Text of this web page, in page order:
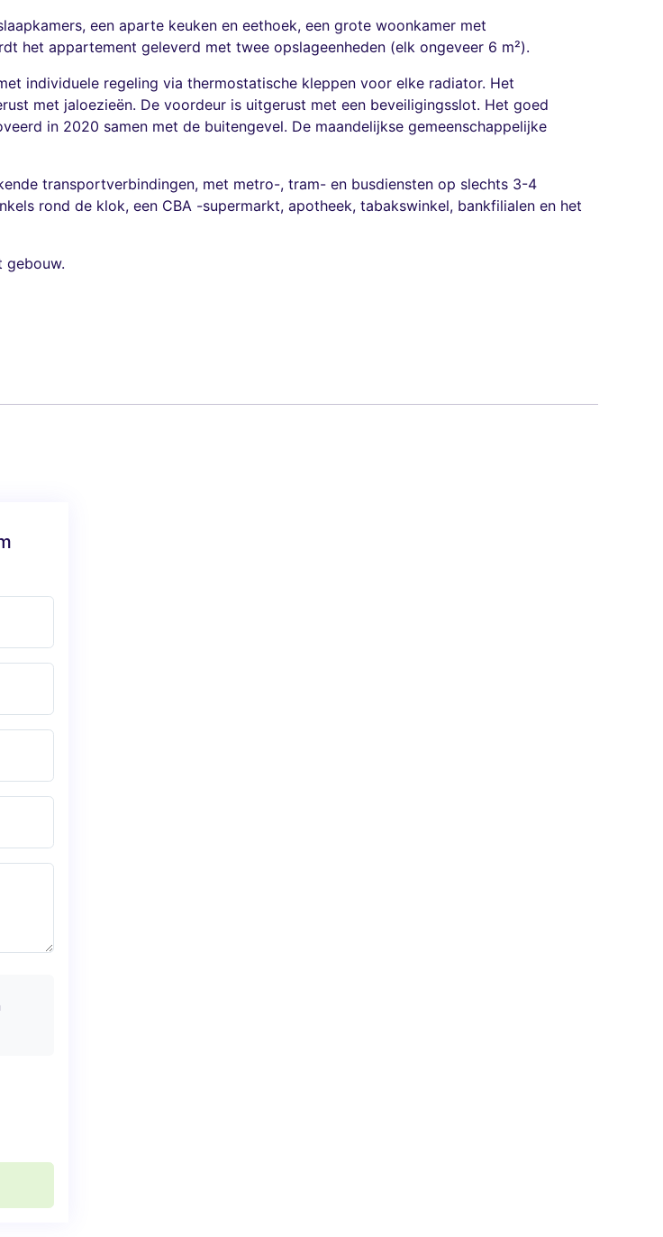
een aparte keuken en eethoek, een grote woonkamer met
het appartement geleverd met twee opslageenheden (elk ongeveer 6 m²).
individuele regeling via thermostatische kleppen voor elke radiator. Het
met jaloezieën. De voordeur is uitgerust met een beveiligingsslot. Het goed
in 2020 samen met de buitengevel. De maandelijkse gemeenschappelijke
transportverbindingen, met metro-, tram- en busdiensten op slechts 3-4
rond de klok, een CBA -supermarkt, apotheek, tabakswinkel, bankfilialen en het